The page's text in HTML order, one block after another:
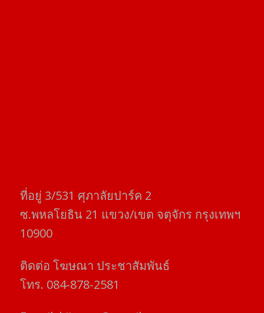
ที่อยู่​ 3/531​ ศุภาลัยปาร์ค​ 2
ซ.พหลโยธิน​ 21​ แขวง/เขต​ จตุจักร​ กรุงเทพฯ
10900
ติดต่อ​ โฆษณา​ ประชาสัมพันธ์
โทร​. 084-878-2581